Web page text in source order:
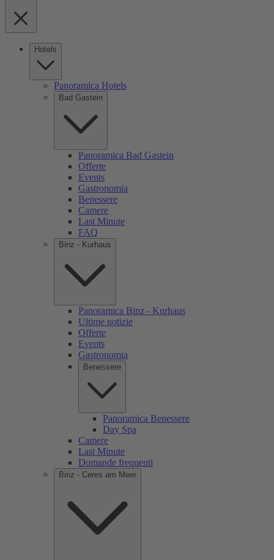
Hotels
Panoramica Hotels
Bad Gastein
Panoramica Bad Gastein
Offerte
Events
Gastronomia
Benessere
Camere
Last Minute
FAQ
Binz - Kurhaus
Panoramica Binz - Kurhaus
Ultime notizie
Offerte
Events
Gastronomia
Benessere
Panoramica Benessere
Day Spa
Camere
Last Minute
Domande frequenti
Binz - Ceres am Meer